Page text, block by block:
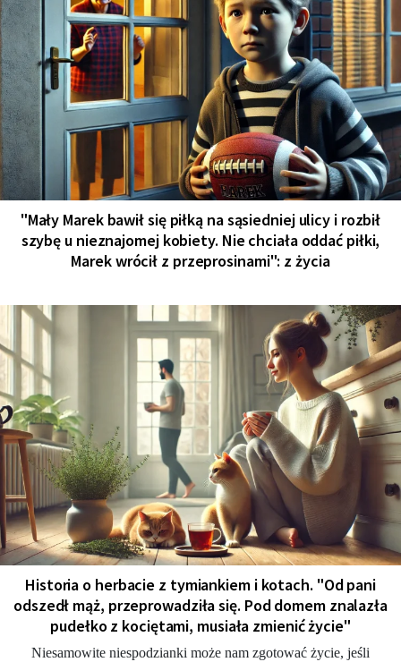
"Mały Marek bawił się piłką na sąsiedniej ulicy i rozbił
szybę u nieznajomej kobiety. Nie chciała oddać piłki,
Marek wrócił z przeprosinami": z życia
Historia o herbacie z tymiankiem i kotach. "Od pani
odszedł mąż, przeprowadziła się. Pod domem znalazła
pudełko z kociętami, musiała zmienić życie"
Niesamowite niespodzianki może nam zgotować życie, jeśli